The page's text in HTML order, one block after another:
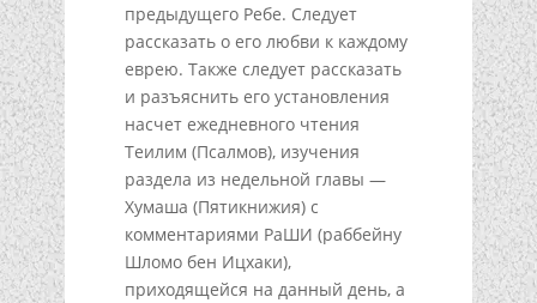
предыдущего Ребе. Следует
рассказать о его любви к каждому
еврею. Также следует рассказать
и разъяснить его установления
насчет ежедневного чтения
Теилим (Псалмов), изучения
раздела из недельной главы —
Хумаша (Пятикнижия) с
комментариями РаШИ (раббейну
Шломо бен Ицхаки),
приходящейся на данный день, а